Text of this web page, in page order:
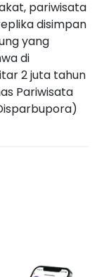
pariwisata
disimpan
yang
di
2 juta tahun
Pariwisata